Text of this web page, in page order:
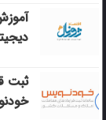
ثبت